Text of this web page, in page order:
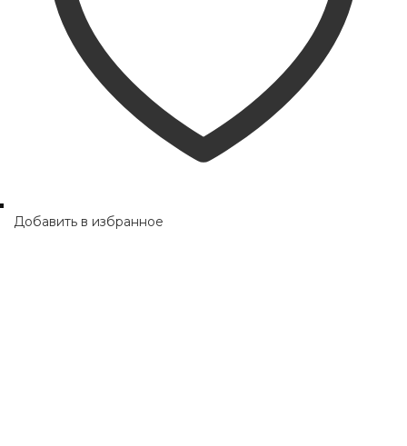
Добавить в избранное